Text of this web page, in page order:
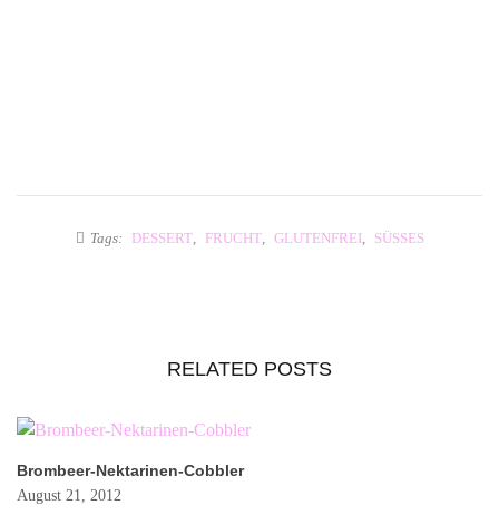
Tags: DESSERT, FRUCHT, GLUTENFREI, SÜSSES
RELATED POSTS
Brombeer-Nektarinen-Cobbler
August 21, 2012